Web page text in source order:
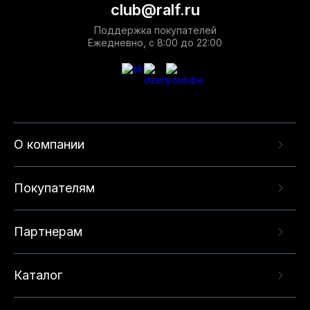
О компании
Покупателям
Партнерам
Каталог
club@ralf.ru
Поддержка покупателей
Ежедневно, с 8:00 до 22:00